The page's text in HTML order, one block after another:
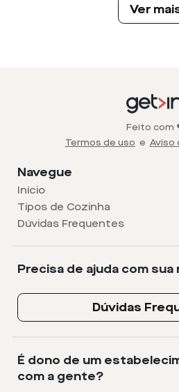
Ver
Feito com
Termos de uso e Aviso
Navegue
Início
Tipos de Cozinha
Dúvidas Frequentes
Precisa de ajuda com
Dúvidas
É dono de um
com a gente?